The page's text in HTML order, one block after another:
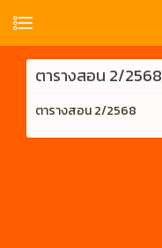
ตารางสอน 2/2568
ตารางสอน 2/2568